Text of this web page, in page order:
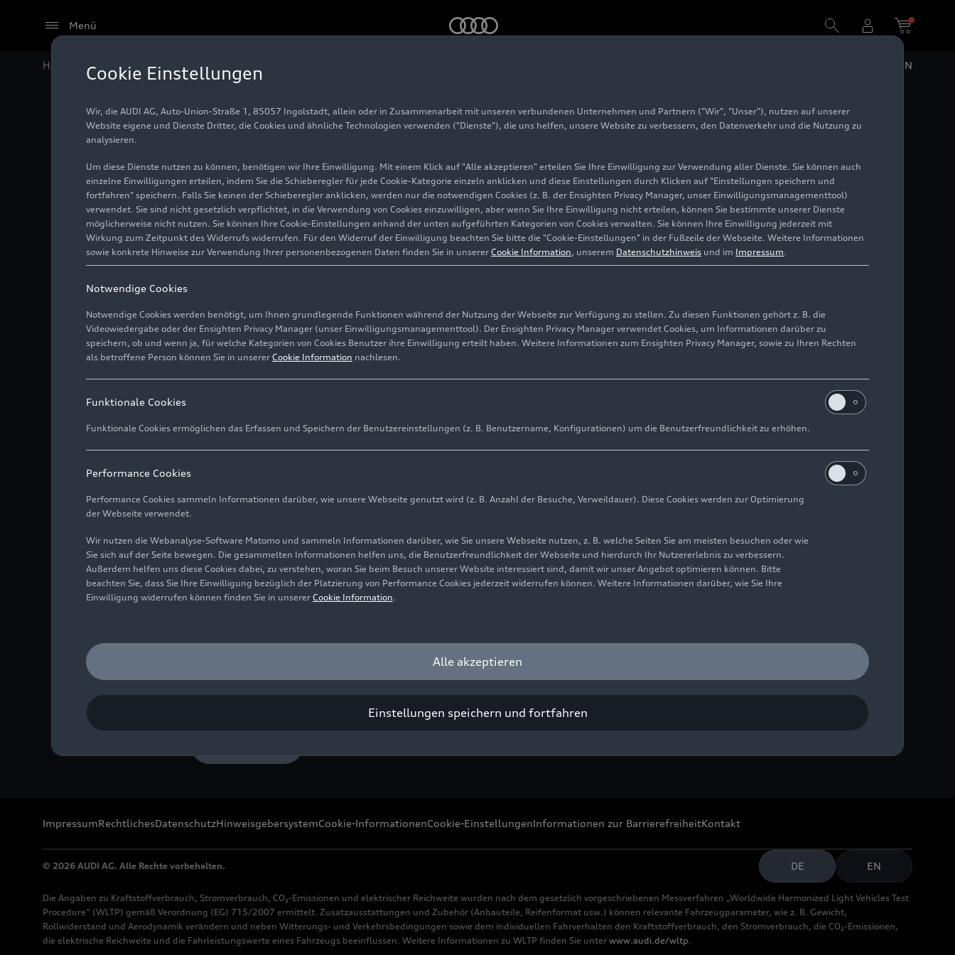
Menü
Home Audi Media Center Fotos EN
Audi A6 Avant
Illustration 04.03.2025
Rechte: Verwendung für Pressezwecke honorarfrei
ImpressumRechtlichesDatenschutzHinweisgebersystemCookie-InformationenCookie-EinstellungenInformationen zur BarrierefreiheitKontakt
© 2026 AUDI AG. Alle Rechte vorbehalten. DE EN
Die Angaben zu Kraftstoffverbrauch, Stromverbrauch, CO₂-Emissionen und elektrischer Reichweite wurden nach dem gesetzlich vorgeschriebenen Messverfahren „Worldwide Harmonized Light Vehicles Test
Procedure“ (WLTP) gemäß Verordnung (EG) 715/2007 ermittelt. Zusatzausstattungen und Zubehör (Anbauteile, Reifenformat usw.) können relevante Fahrzeugparameter, wie z. B. Gewicht,
Rollwiderstand und Aerodynamik verändern und neben Witterungs- und Verkehrsbedingungen sowie dem individuellen Fahrverhalten den Kraftstoffverbrauch, den Stromverbrauch, die CO₂-Emissionen,
die elektrische Reichweite und die Fahrleistungswerte eines Fahrzeugs beeinflussen. Weitere Informationen zu WLTP finden Sie unter www.audi.de/wltp.
Cookie Einstellungen
Wir, die AUDI AG, Auto-Union-Straße 1, 85057 Ingolstadt, allein oder in Zusammenarbeit mit unseren verbundenen Unternehmen und Partnern ("Wir", "Unser"), nutzen auf unserer
Website eigene und Dienste Dritter, die Cookies und ähnliche Technologien verwenden ("Dienste"), die uns helfen, unsere Website zu verbessern, den Datenverkehr und die Nutzung zu
analysieren.
Um diese Dienste nutzen zu können, benötigen wir Ihre Einwilligung. Mit einem Klick auf "Alle akzeptieren" erteilen Sie Ihre Einwilligung zur Verwendung aller Dienste. Sie können auch
einzelne Einwilligungen erteilen, indem Sie die Schieberegler für jede Cookie-Kategorie einzeln anklicken und diese Einstellungen durch Klicken auf "Einstellungen speichern und
fortfahren" speichern. Falls Sie keinen der Schieberegler anklicken, werden nur die notwendigen Cookies (z. B. der Ensighten Privacy Manager, unser Einwilligungsmanagementtool)
verwendet. Sie sind nicht gesetzlich verpflichtet, in die Verwendung von Cookies einzuwilligen, aber wenn Sie Ihre Einwilligung nicht erteilen, können Sie bestimmte unserer Dienste
möglicherweise nicht nutzen. Sie können Ihre Cookie-Einstellungen anhand der unten aufgeführten Kategorien von Cookies verwalten. Sie können Ihre Einwilligung jederzeit mit
Wirkung zum Zeitpunkt des Widerrufs widerrufen. Für den Widerruf der Einwilligung beachten Sie bitte die "Cookie-Einstellungen" in der Fußzeile der Webseite. Weitere Informationen
sowie konkrete Hinweise zur Verwendung Ihrer personenbezogenen Daten finden Sie in unserer Cookie Information, unserem Datenschutzhinweis und im Impressum.
Notwendige Cookies
Notwendige Cookies werden benötigt, um Ihnen grundlegende Funktionen während der Nutzung der Webseite zur Verfügung zu stellen. Zu diesen Funktionen gehört z. B. die
Videowiedergabe oder der Ensighten Privacy Manager (unser Einwilligungsmanagementtool). Der Ensighten Privacy Manager verwendet Cookies, um Informationen darüber zu
speichern, ob und wenn ja, für welche Kategorien von Cookies Benutzer ihre Einwilligung erteilt haben. Weitere Informationen zum Ensighten Privacy Manager, sowie zu Ihren Rechten
als betroffene Person können Sie in unserer Cookie Information nachlesen.
Funktionale Cookies
Funktionale Cookies ermöglichen das Erfassen und Speichern der Benutzereinstellungen (z. B. Benutzername, Konfigurationen) um die Benutzerfreundlichkeit zu erhöhen.
Performance Cookies
Performance Cookies sammeln Informationen darüber, wie unsere Webseite genutzt wird (z. B. Anzahl der Besuche, Verweildauer). Diese Cookies werden zur Optimierung
der Webseite verwendet.
Wir nutzen die Webanalyse-Software Matomo und sammeln Informationen darüber, wie Sie unsere Webseite nutzen, z. B. welche Seiten Sie am meisten besuchen oder wie
Sie sich auf der Seite bewegen. Die gesammelten Informationen helfen uns, die Benutzerfreundlichkeit der Webseite und hierdurch Ihr Nutzererlebnis zu verbessern.
Außerdem helfen uns diese Cookies dabei, zu verstehen, woran Sie beim Besuch unserer Website interessiert sind, damit wir unser Angebot optimieren können. Bitte
beachten Sie, dass Sie Ihre Einwilligung bezüglich der Platzierung von Performance Cookies jederzeit widerrufen können. Weitere Informationen darüber, wie Sie Ihre
Einwilligung widerrufen können finden Sie in unserer Cookie Information.
Alle akzeptieren
Einstellungen speichern und fortfahren